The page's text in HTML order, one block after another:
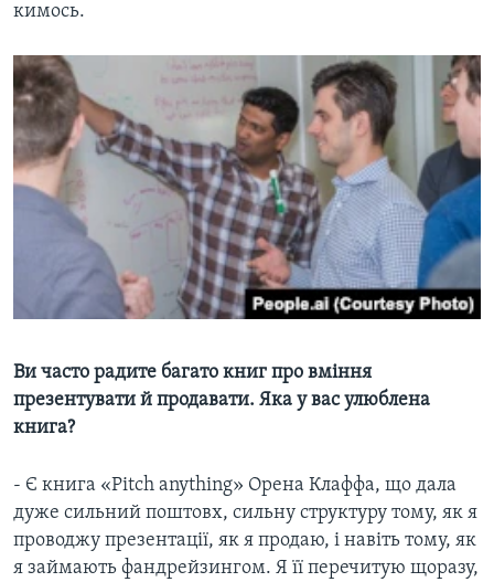
кимось.
Ви часто радите багато книг про вміння
презентувати й продавати. Яка у вас улюблена
книга?
- Є книга «Pitch anything» Орена Клаффа, що дала
дуже сильний поштовх, сильну структуру тому, як я
проводжу презентації, як я продаю, і навіть тому, як
я займають фандрейзингом. Я її перечитую щоразу,